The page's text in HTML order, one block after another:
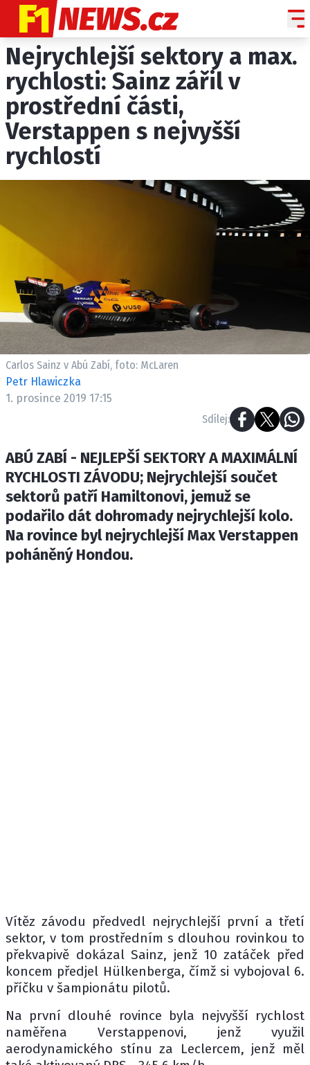
NOVINKY
GRAND PRIX
PADDOCK LINE
TECHNIKA
HISTORIE GP
PROFILY TÝMŮ
SLEDUJTE NÁS NA
ETICKÝ KODEX
KONTAKT
VYDAVATEL
OSOBNÍ ÚDAJE / COOKIES
Provozovatelem serveru F1NEWS.cz je
INCORP MEDIA GROUP s.r.o., IČ: 118 23 054
Nejrychlejší sektory a max.
rychlosti: Sainz zářil v
prostřední části,
Verstappen s nejvyšší
rychlostí
Carlos Sainz v Abú Zabí, foto: McLaren
Petr Hlawiczka
1. prosince 2019 17:15
Sdílej:
ABÚ ZABÍ - NEJLEPŠÍ SEKTORY A MAXIMÁLNÍ
RYCHLOSTI ZÁVODU; Nejrychlejší součet
sektorů patří Hamiltonovi, jemuž se
podařilo dát dohromady nejrychlejší kolo.
Na rovince byl nejrychlejší Max Verstappen
poháněný Hondou.
Vítěz závodu předvedl nejrychlejší první a třetí
sektor, v tom prostředním s dlouhou rovinkou to
překvapivě dokázal Sainz, jenž 10 zatáček před
koncem předjel Hülkenberga, čímž si vybojoval 6.
příčku v šampionátu pilotů.
Na první dlouhé rovince byla nejvyšší rychlost
naměřena Verstappenovi, jenž využil
aerodynamického stínu za Leclercem, jenž měl